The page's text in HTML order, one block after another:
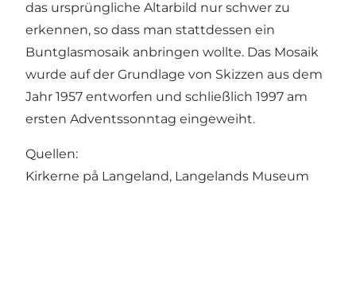
das ursprüngliche Altarbild nur schwer zu
erkennen, so dass man stattdessen ein
Buntglasmosaik anbringen wollte. Das Mosaik
wurde auf der Grundlage von Skizzen aus dem
Jahr 1957 entworfen und schließlich 1997 am
ersten Adventssonntag eingeweiht.
Quellen:
Kirkerne på Langeland, Langelands Museum